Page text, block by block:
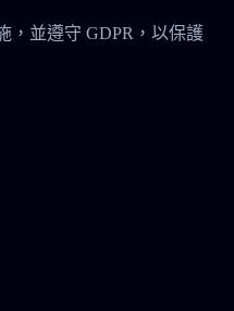
，並遵守 GDPR，以保護